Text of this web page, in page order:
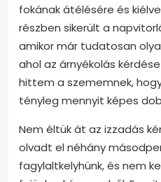
fokának átélésére és
részben sikerült a
amikor már tudatosan
ahol az árnyékolás
hittem a szememnek,
tényleg mennyit képes
Nem éltük át az izzadás
olvadt el néhány
fagylaltkelyhünk, és nem